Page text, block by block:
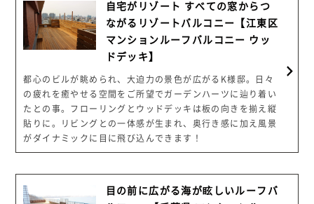
自宅がリゾート すべての窓からつ
ながるリゾートバルコニー【江東区
マンションルーフバルコニー ウッ
ドデッキ】
都心のビルが眺められ、大迫力の景色が広がるK様邸。日々
の疲れを癒やせる空間をご所望でガーデンハーツに辿り着い
たとの事。フローリングとウッドデッキは板の向きを揃え縦
貼りに。リビングとの一体感が生まれ、奥行き感に加え風景
がダイナミックに目に飛び込んできます！
目の前に広がる海が眩しいルーフバ